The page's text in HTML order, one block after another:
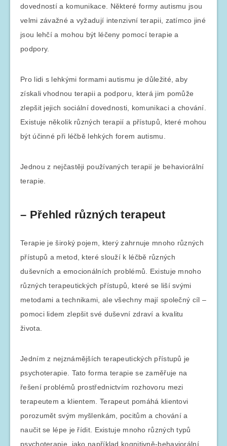
dovedností a komunikace. Některé formy autismu jsou
velmi závažné a vyžadují intenzivní terapii, zatímco jiné
jsou lehčí a mohou být léčeny pomocí terapie a
podpory.
Pro lidi s lehkými formami autismu je důležité, aby
získali vhodnou terapii a podporu, která jim pomůže
zlepšit jejich sociální dovednosti, komunikaci a chování.
Existuje několik různých terapií a přístupů, které mohou
být účinné při léčbě lehkých forem autismu.
Jednou z nejčastěji používaných terapií je behaviorální
terapie.
– Přehled různých terapeut
Terapie je široký pojem, který zahrnuje mnoho různých
přístupů a metod, které slouží k léčbě různých
duševních a emocionálních problémů. Existuje mnoho
různých terapeutických přístupů, které se liší svými
metodami a technikami, ale všechny mají společný cíl –
pomoci lidem zlepšit své duševní zdraví a kvalitu
života.
Jedním z nejznámějších terapeutických přístupů je
psychoterapie. Tato forma terapie se zaměřuje na
řešení problémů prostřednictvím rozhovoru mezi
terapeutem a klientem. Terapeut pomáhá klientovi
porozumět svým myšlenkám, pocitům a chování a
naučit se lépe je řídit. Existuje mnoho různých typů
psychoterapie, jako například kognitivně-behaviorální